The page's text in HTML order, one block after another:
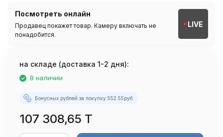
Посмотреть онлайн
Продавец покажет товар. Камеру включать не
понадобится.
LIVE
на складе (доставка 1-2 дня):
В наличии
Бонусных рублей за покупку:552.55руб.
107 308,65 T